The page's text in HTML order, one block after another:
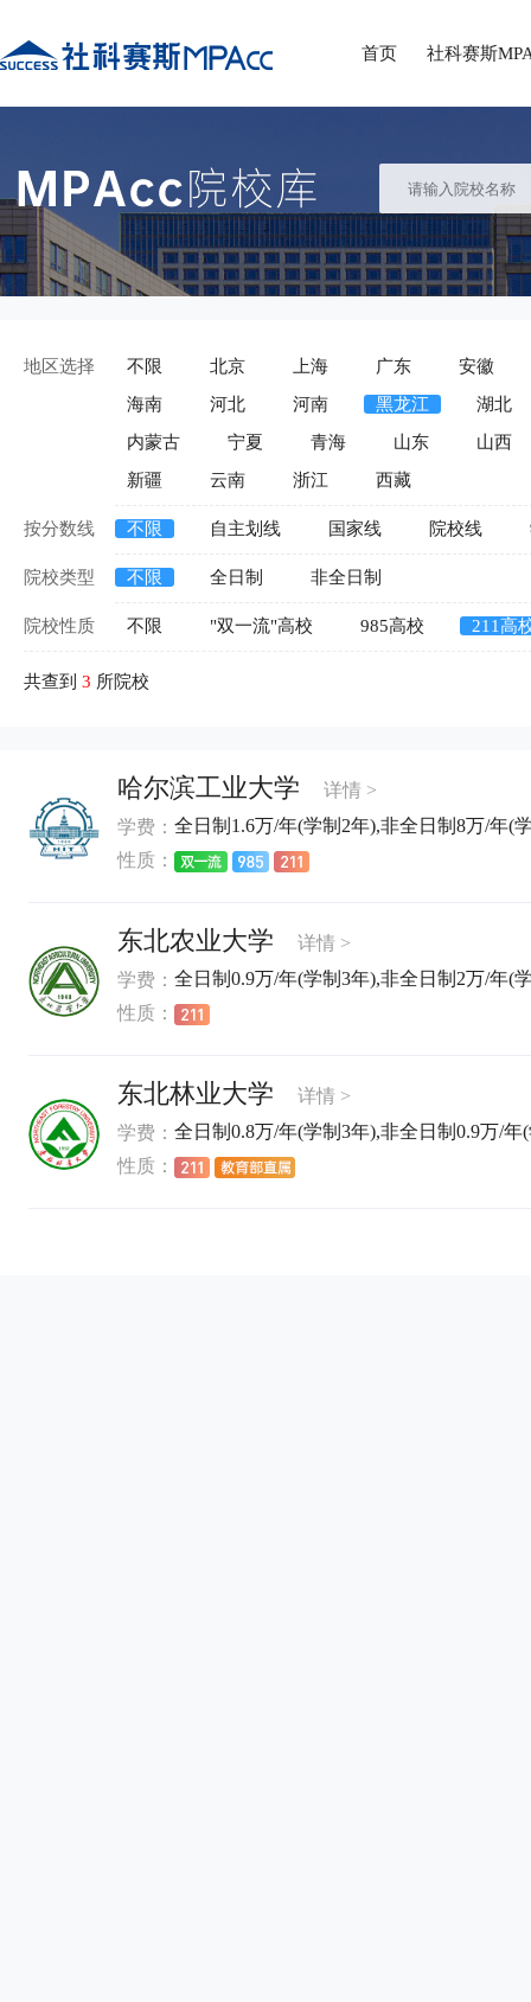
首页 社科赛斯
地区选择 不限 北京 上海 广东
安徽
海南
河北 河南 黑龙江
湖北
内蒙古
宁夏 青海 山东
山西
新疆
云南 浙江 西藏
按分数线 不限 自主划线 国家线 院校线
院校类型 不限 全日制 非全日制
院校性质 不限 "双一流"高校 985高校 211高
共查到 3 所院校
哈尔滨工业大学
详情 >
学费： 全日制1.6万/年(学制2年),非全日制8万/年(
性质：
东北农业大学
详情 >
学费： 全日制0.9万/年(学制3年),非全日制2万/年(
性质：
东北林业大学
详情 >
学费： 全日制0.8万/年(学制3年),非全日制0.9万/
性质：